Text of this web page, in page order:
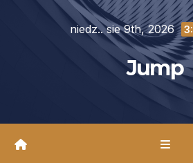
niedz.. sie 9th, 2026
Jump